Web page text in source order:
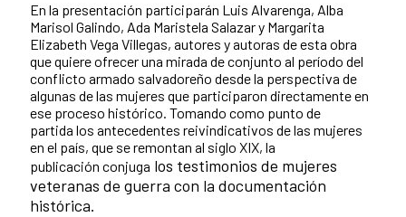
En la presentación participarán Luis Alvarenga, Alba
Marisol Galindo, Ada Maristela Salazar y Margarita
Elizabeth Vega Villegas, autores y autoras de esta obra
que quiere ofrecer una mirada de conjunto al período del
conflicto armado salvadoreño desde la perspectiva de
algunas de las mujeres que participaron directamente en
ese proceso histórico. Tomando como punto de
partida los antecedentes reivindicativos de las mujeres
en el país, que se remontan al siglo XIX, la
publicación conjuga los testimonios de mujeres
veteranas de guerra con la documentación
histórica.